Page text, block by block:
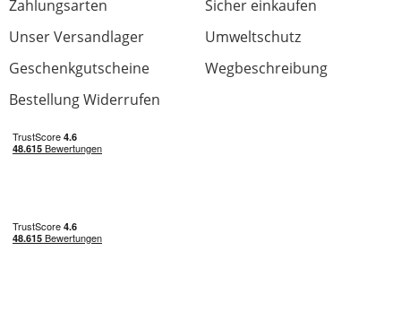
Zahlungsarten
Sicher einkaufen
Unser Versandlager
Umweltschutz
Geschenkgutscheine
Wegbeschreibung
Bestellung Widerrufen